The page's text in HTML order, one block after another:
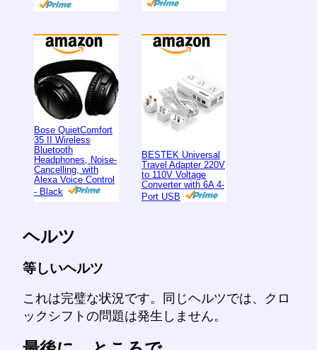
Bose QuietComfort
35 II Wireless
Bluetooth
Headphones, Noise-
Cancelling, with
Alexa Voice Control
- Black
BESTEK Universal
Travel Adapter 220V
to 110V Voltage
Converter with 6A 4-
Port USB
ヘルツ
等しいヘルツ
これは完璧な状況です。同じヘルツでは、クロ
ックシフトの問題は発生しません。